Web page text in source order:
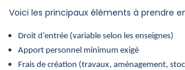
Voici les principaux éléments à prendre
Droit d’entrée (variable selon les enseignes)
Apport personnel minimum exigé
Frais de création (travaux, aménagement,